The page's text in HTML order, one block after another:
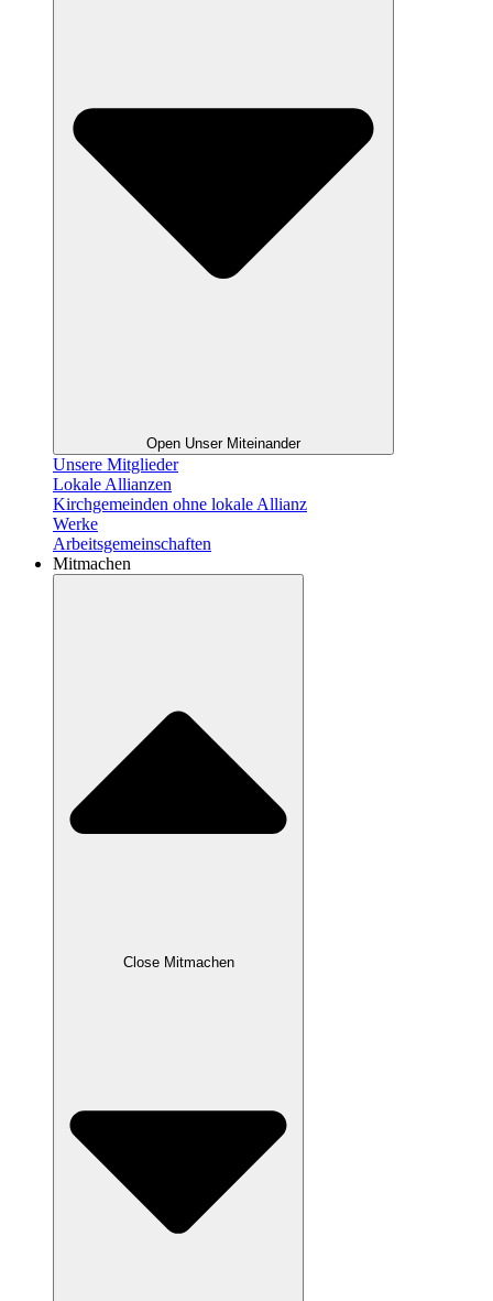
Open Unser Miteinander
Unsere Mitglieder
Lokale Allianzen
Kirchgemeinden ohne lokale Allianz
Werke
Arbeitsgemeinschaften
Mitmachen
Close Mitmachen